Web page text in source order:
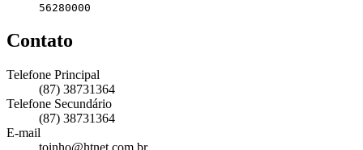
56280000
Contato
Telefone Principal
(87) 38731364
Telefone Secundário
(87) 38731364
E-mail